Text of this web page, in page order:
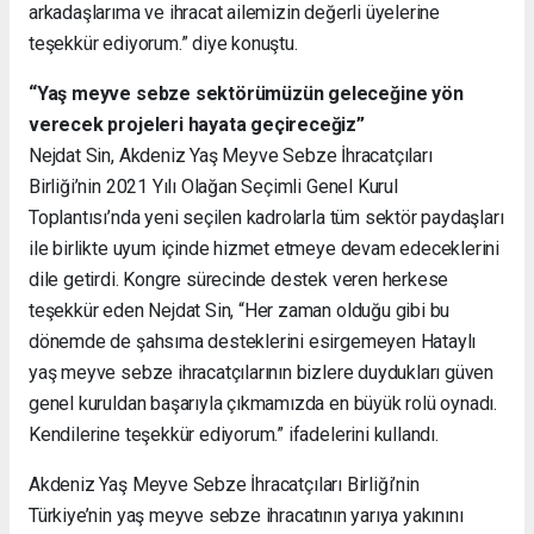
arkadaşlarıma ve ihracat ailemizin değerli üyelerine
teşekkür ediyorum.” diye konuştu.
“Yaş meyve sebze sektörümüzün geleceğine yön
verecek projeleri hayata geçireceğiz”
Nejdat Sin, Akdeniz Yaş Meyve Sebze İhracatçıları
Birliği’nin 2021 Yılı Olağan Seçimli Genel Kurul
Toplantısı’nda yeni seçilen kadrolarla tüm sektör paydaşları
ile birlikte uyum içinde hizmet etmeye devam edeceklerini
dile getirdi. Kongre sürecinde destek veren herkese
teşekkür eden Nejdat Sin, “Her zaman olduğu gibi bu
dönemde de şahsıma desteklerini esirgemeyen Hataylı
yaş meyve sebze ihracatçılarının bizlere duydukları güven
genel kuruldan başarıyla çıkmamızda en büyük rolü oynadı.
Kendilerine teşekkür ediyorum.” ifadelerini kullandı.
Akdeniz Yaş Meyve Sebzeİhracatçıları Birliği’nin
Türkiye’nin yaş meyve sebze ihracatının yarıya yakınını